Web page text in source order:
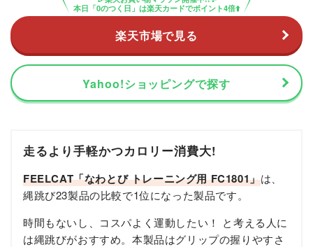
本日「0のつく日」は楽天カードでポイント4倍⬆️
楽天市場で見る
Yahoo!ショッピングで探す
走るより手軽かつカロリー消費大!
FEELCAT「なわとび トレーニング用 FC1801」は、
縄跳び23製品の比較で1位になった製品です。
時間もないし、コスパよく運動したい！ と考える人に
は縄跳びがおすすめ。本製品はグリップの握りやすさ